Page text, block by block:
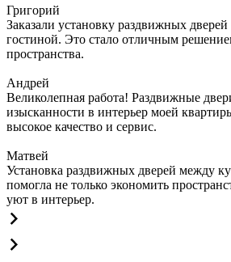
Григорий
Заказали установку раздвижных
гостиной. Это стало отличным
пространства.
Андрей
Великолепная работа! Раздвижные
изысканности в интерьер моей
высокое качество и сервис.
Матвей
Установка раздвижных дверей между
помогла не только экономить
уют в интерьер.